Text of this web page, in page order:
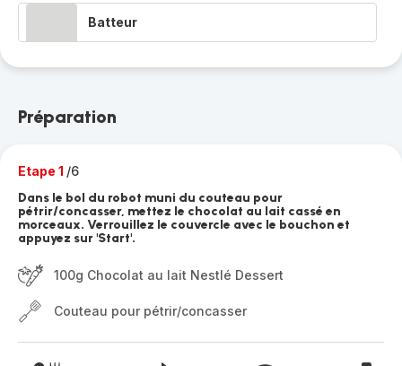
Batteur
Préparation
Etape 1 /6
Dans le bol du robot muni du couteau pour
pétrir/concasser, mettez le chocolat au lait cassé en
morceaux. Verrouillez le couvercle avec le bouchon et
appuyez sur 'Start'.
100g Chocolat au lait Nestlé Dessert
Couteau pour pétrir/concasser